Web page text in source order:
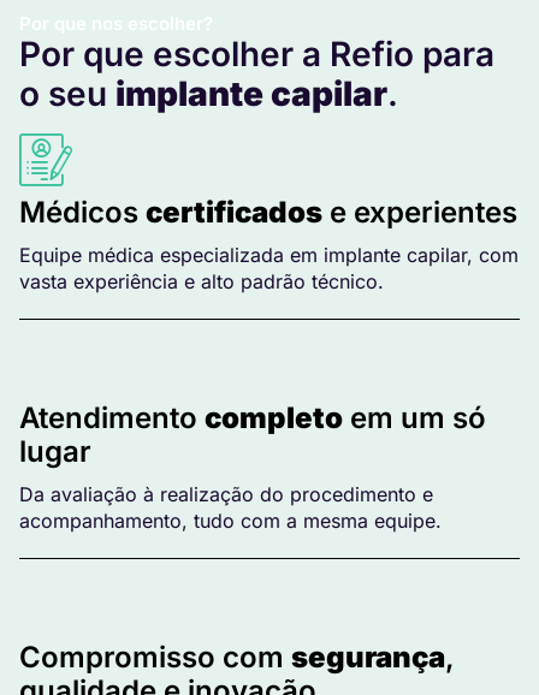
Por que nos escolher?
Por que escolher a Refio para
o seu implante capilar.
Médicos certificados e experientes
Equipe médica especializada em implante capilar, com
vasta experiência e alto padrão técnico.
Atendimento completo em um só
lugar
Da avaliação à realização do procedimento e
acompanhamento, tudo com a mesma equipe.
Compromisso com segurança,